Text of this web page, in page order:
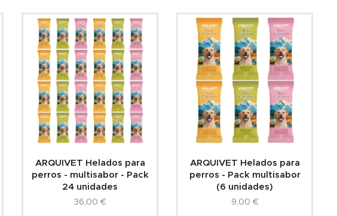
ARQUIVET Helados para
perros - multisabor - Pack
24 unidades
36,00 €
ARQUIVET Helados para
perros - Pack multisabor
(6 unidades)
9,00 €